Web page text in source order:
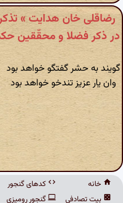
رضاقلی خان هدایت »
در ذکر فضلا و محقّقین حکما » بخش ۳۱
گویند به حشر گفتگو خواهد بود
وان یار عزیز تندخو خواهد بود
خانه
بیت تصادفی
کدهای گنجور
گنجور رومیزی